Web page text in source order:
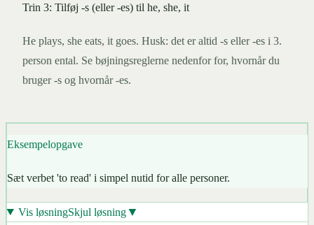
Trin 3: Tilføj -s (eller -es) til he, she, it
He plays, she eats, it goes. Husk: det er altid -s eller -es i 3.
person ental. Se bøjningsreglerne nedenfor for, hvornår du
bruger -s og hvornår -es.
Eksempelopgave
Sæt verbet 'to read' i simpel nutid for alle personer.
Vis løsningSkjul løsning▼